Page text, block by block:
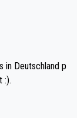
in Deutschland p
:).